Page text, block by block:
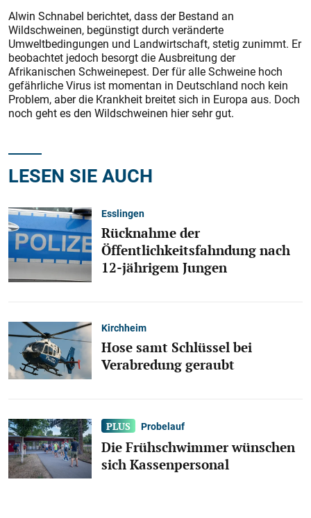
Alwin Schnabel berichtet, dass der Bestand an
Wildschweinen, begünstigt durch veränderte
Umweltbedingungen und Landwirtschaft, stetig zunimmt. Er
beobachtet jedoch besorgt die Ausbreitung der
Afrikanischen Schweinepest. Der für alle Schweine hoch
gefährliche Virus ist momentan in Deutschland noch kein
Problem, aber die Krankheit breitet sich in Europa aus. Doch
noch geht es den Wildschweinen hier sehr gut.
LESEN SIE AUCH
Esslingen
Rücknahme der
Öffentlichkeitsfahndung nach
12-jährigem Jungen
Kirchheim
Hose samt Schlüssel bei
Verabredung geraubt
Probelauf
Die Frühschwimmer wünschen
sich Kassenpersonal